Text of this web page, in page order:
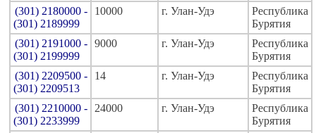
(301) 2180000 -
(301) 2189999
10000 г. Улан-Удэ
Республика
Бурятия
(301) 2191000 -
(301) 2199999
9000 г. Улан-Удэ
Республика
Бурятия
(301) 2209500 -
(301) 2209513
14 г. Улан-Удэ
Республика
Бурятия
(301) 2210000 -
(301) 2233999
24000 г. Улан-Удэ
Республика
Бурятия